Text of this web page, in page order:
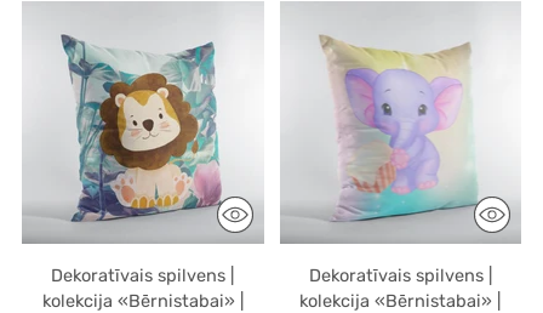
Dekoratīvais spilvens |
kolekcija «Bērnistabai» |
Dekoratīvais spilvens |
kolekcija «Bērnistabai» |